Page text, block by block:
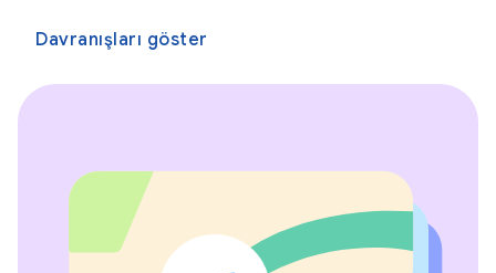
Davranışları göster